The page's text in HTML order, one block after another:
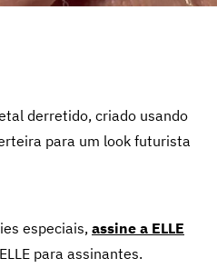
derretido, criado usando
para um look futurista
especiais, assine a ELLE
para assinantes.